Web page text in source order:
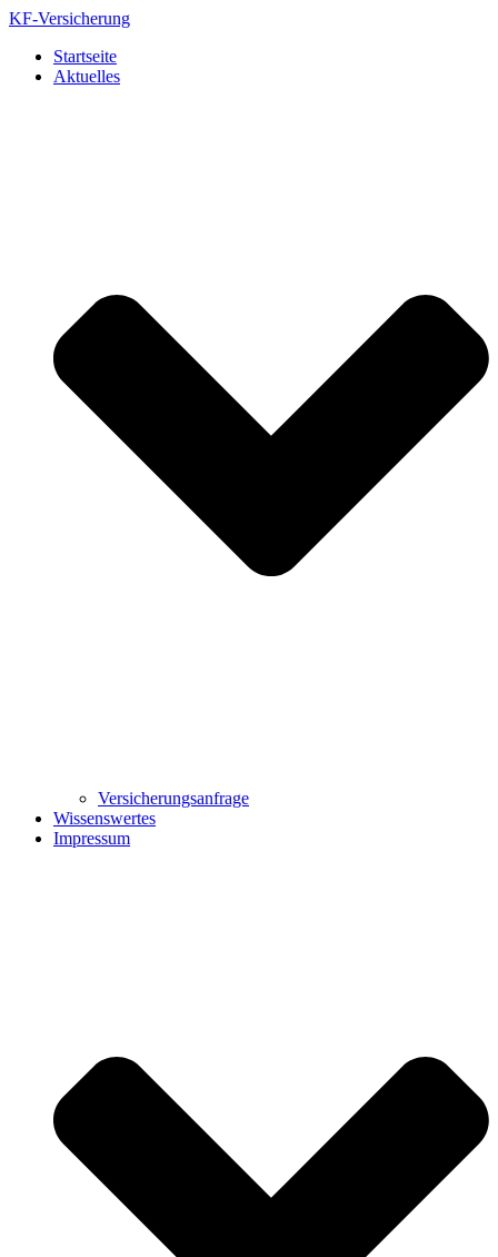
Zum
springen
KF-Versicherung
Startseite
Aktuelles
Versicherungsanfrage
Wissenswertes
Impressum